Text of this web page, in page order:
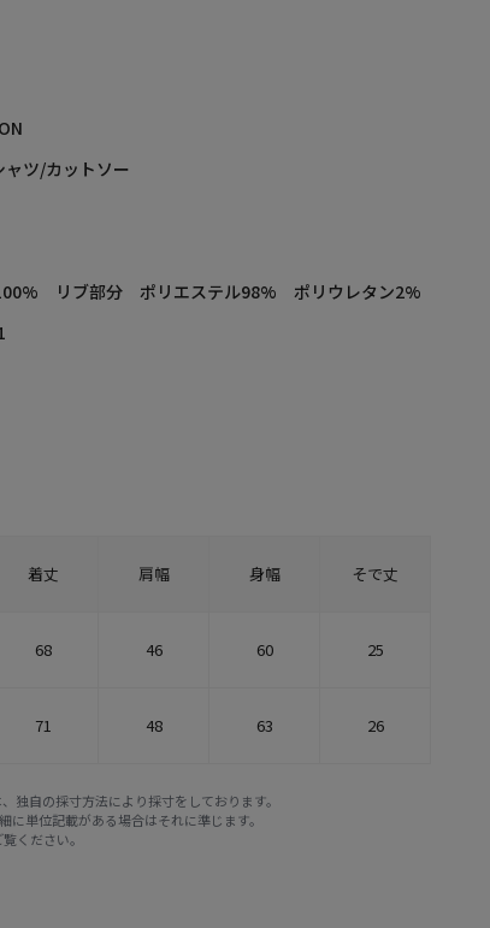
ャツ/カットソー
リブ部分 ポリエステル98% ポリウレタン2%
着丈 肩幅 身幅 そで丈
68 46 60 25
71 48 63 26
独自の採寸方法により採寸をしております。
単位記載がある場合はそれに準じます。
ください。